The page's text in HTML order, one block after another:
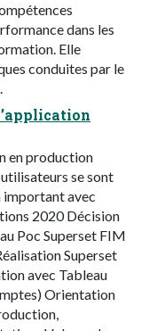
dans les
Elle
conduites par le
en production
se sont
important avec
2020 Décision
Poc Superset FIM
Superset
avec Tableau
Orientation